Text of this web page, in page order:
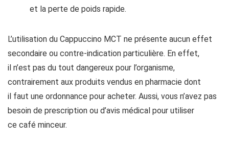
et la perte de poids rapide.
L’utilisation du Cappuccino MCT ne présente aucun effet
secondaire ou contre-indication particulière. En effet,
il n’est pas du tout dangereux pour l’organisme,
contrairement aux produits vendus en pharmacie dont
il faut une ordonnance pour acheter. Aussi, vous n’avez pas
besoin de prescription ou d’avis médical pour utiliser
ce café minceur.